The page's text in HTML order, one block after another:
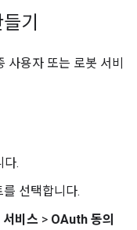
기
용자 또는 로봇 서비
다.
선택합니다.
비스 > OAuth 동의